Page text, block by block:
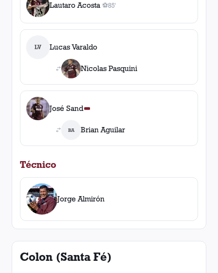
Lautaro Acosta ⚽
1gol
85'
LV Lucas Varaldo
Nicolas Pasquini
José Sand
BA Brian Aguilar
Técnico
Jorge Almirón
Colon (Santa Fé)